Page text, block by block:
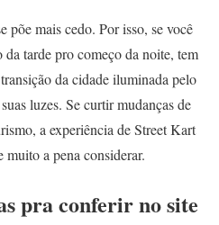
põe mais cedo. Por isso, se você
tarde pro começo da noite, tem
da cidade iluminada pelo
luzes. Se curtir mudanças de
a experiência de Street Kart
a pena considerar.
pra conferir no site